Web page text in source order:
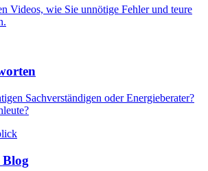
Videos, wie Sie unnötige Fehler und teure
Sachverständigen oder Energieberater?
Blog